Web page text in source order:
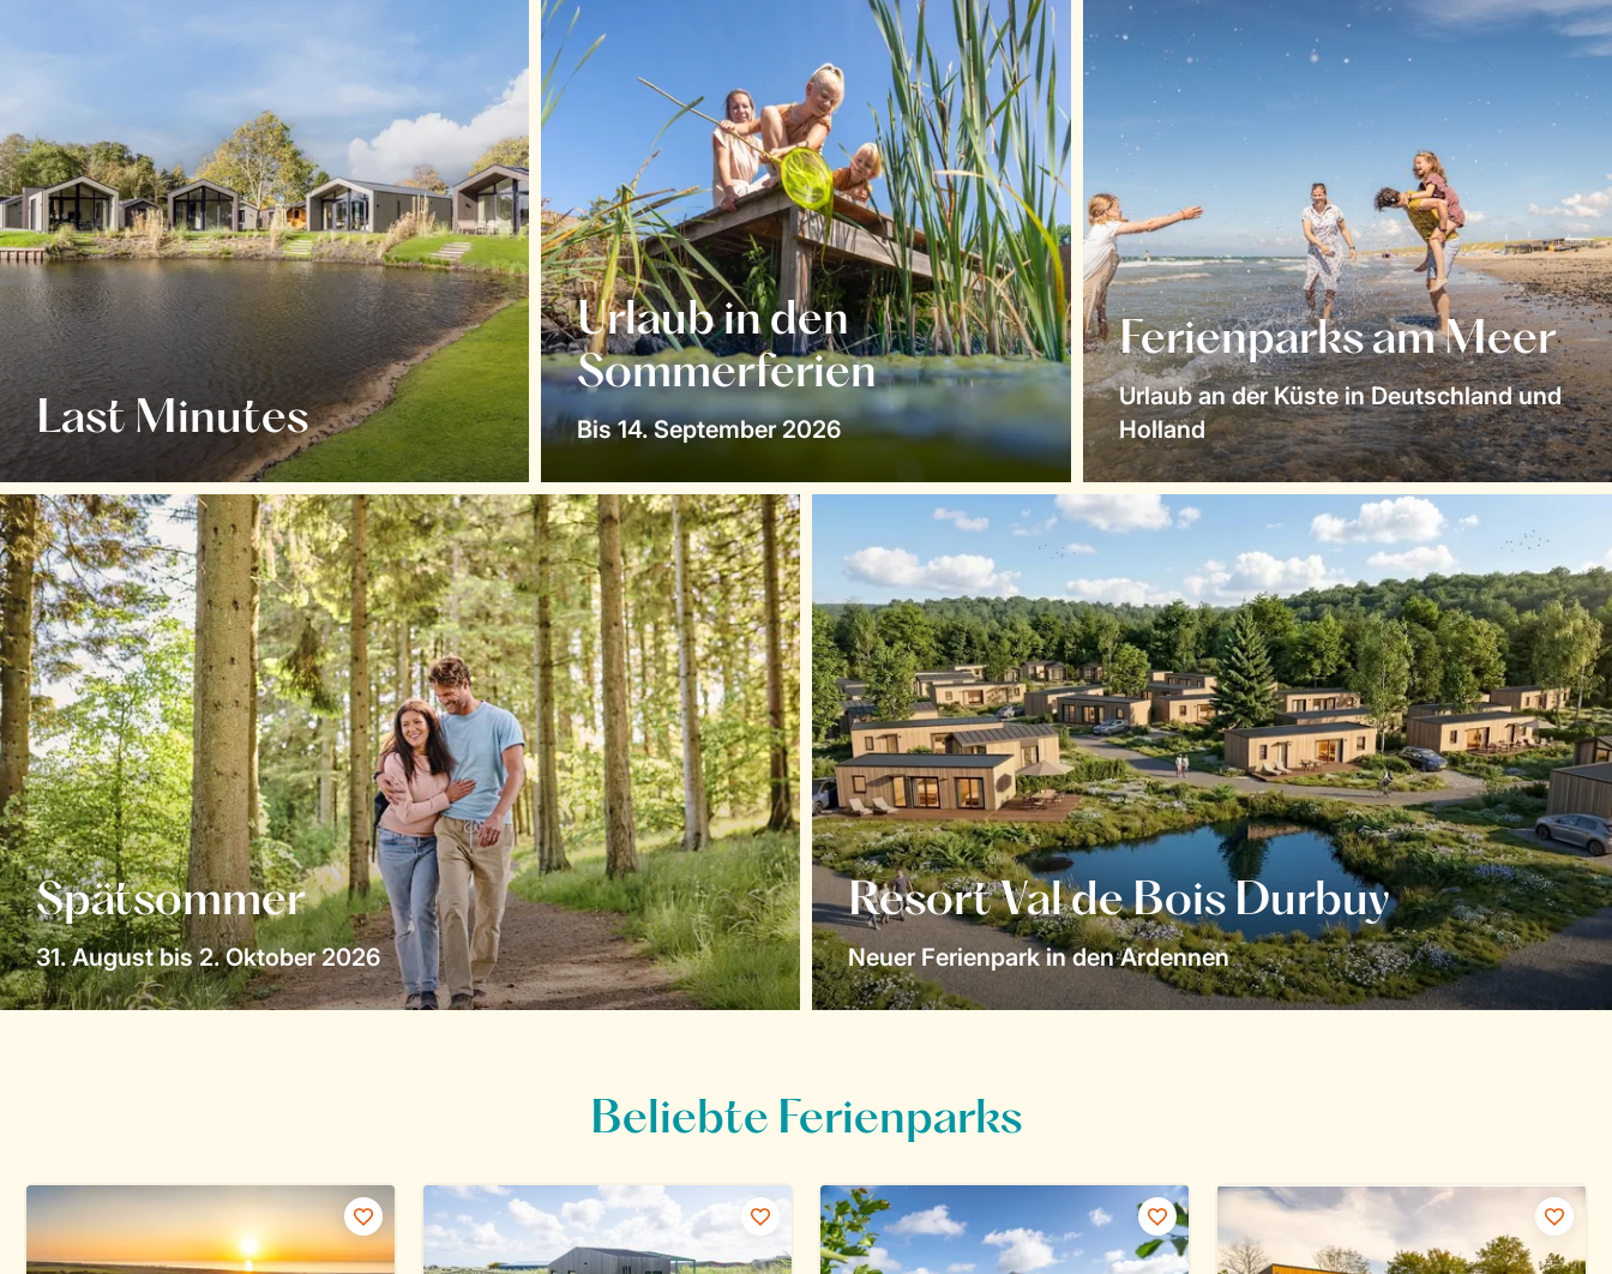
Last Minutes
Urlaub in den
Sommerferien
Bis 14. September 2026
Ferienparks am Meer
Urlaub an der Küste in Deutschland und
Holland
Spätsommer
31. August bis 2. Oktober 2026
Resort Val de Bois Durbuy
Neuer Ferienpark in den Ardennen